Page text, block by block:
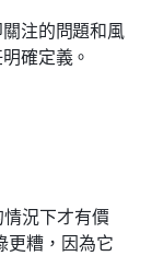
注的問題和風
確定義。
況下才有價
更糟，因為它